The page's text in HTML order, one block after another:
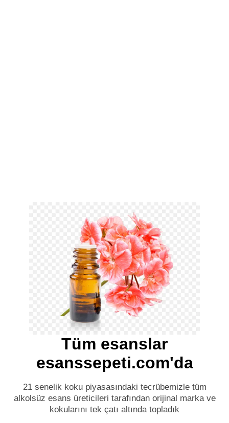
Tüm esanslar
esanssepeti.com'da
21 senelik koku piyasasındaki tecrübemizle tüm
alkolsüz esans üreticileri tarafından orijinal marka ve
kokularını tek çatı altında topladık